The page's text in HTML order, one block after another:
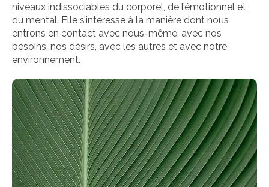
niveaux indissociables du corporel, de l’émotionnel et
du mental. Elle s’intéresse à la manière dont nous
entrons en contact avec nous-même, avec nos
besoins, nos désirs, avec les autres et avec notre
environnement.